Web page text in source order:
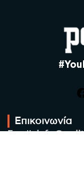
Επικοινωνία
Email: